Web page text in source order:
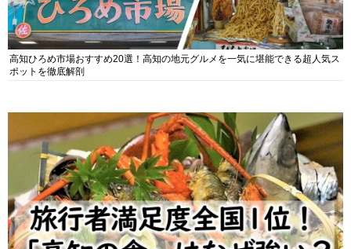
高知ひろめ市場おすすめ20選！高知の地元グルメを一気に堪能できる超人気ス
ポットを徹底解剖